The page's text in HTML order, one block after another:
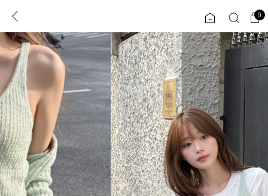
로그인 0
ENG
TW
JP
콘텐츠 리뷰 & 혜택 플러스핏 회원혜택
CATEGORY COMMUNITY
도착보장⚡
인플루언서 pick!
ALL
익스클루시브
0